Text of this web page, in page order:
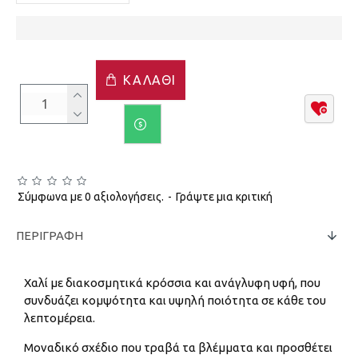
Σύμφωνα με 0 αξιολογήσεις. - Γράψτε μια κριτική
ΚΑΛΆΘΙ
ΠΕΡΙΓΡΑΦΉ
Χαλί με διακοσμητικά κρόσσια και ανάγλυφη υφή, που
συνδυάζει κομψότητα και υψηλή ποιότητα σε κάθε του
λεπτομέρεια.
Μοναδικό σχέδιο που τραβά τα βλέμματα και προσθέτει